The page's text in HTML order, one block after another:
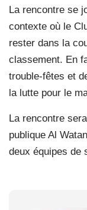
La rencontre se
contexte où le
rester dans la
classement. En
trouble-fêtes et
la lutte pour le
La rencontre
publique Al
deux équipes de